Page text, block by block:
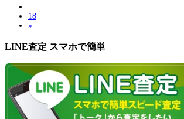
…
18
»
LINE査定 スマホで簡単